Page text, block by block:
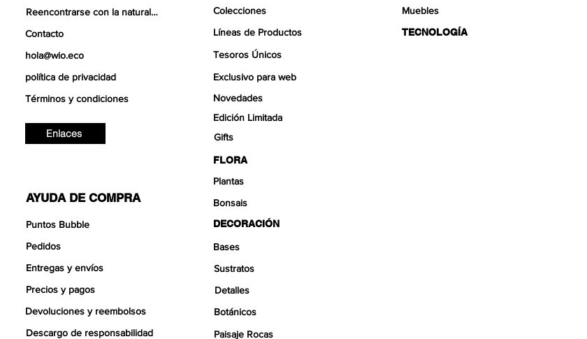
Reencontrarse con la naturaleza
Contacto
hola@wio.eco
política de privacidad
Términos y condiciones
Enlaces
AYUDA DE COMPRA
Puntos Bubble
Pedidos
Entregas y envíos
Precios y pagos
Devoluciones y reembolsos
Descargo de responsabilidad
Colecciones
Líneas de Productos
Tesoros Únicos
Exclusivo para web
Novedades
Edición Limitada
Gifts
FLORA
Plantas
Bonsais
DECORACIÓN
Bases
Sustratos
Detalles
Botánicos
Paisaje Rocas
Muebles
TECNOLOGÍA